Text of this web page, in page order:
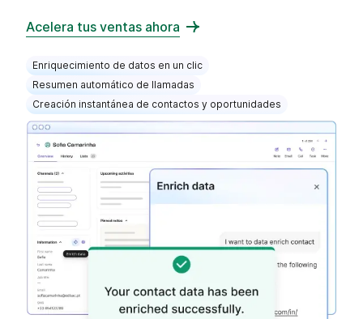
Acelera tus ventas ahora
Enriquecimiento de datos en un clic
Resumen automático de llamadas
Creación instantánea de contactos y oportunidades